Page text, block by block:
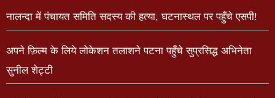
नालन्दा में पंचायत समिति सदस्य की हत्या, घटनास्थल पर पहुँचे एसपी!
अपने फ़िल्म के लिये लोकेशन तलाशने पटना पहुँचे सुप्रसिद्ध अभिनेता
सुनील शेट्टी